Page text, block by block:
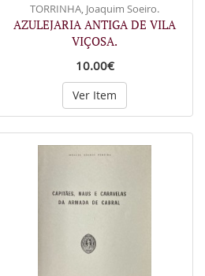
TORRINHA, Joaquim Soeiro.
AZULEJARIA ANTIGA DE VILA
VIÇOSA.
10.00€
Ver Item